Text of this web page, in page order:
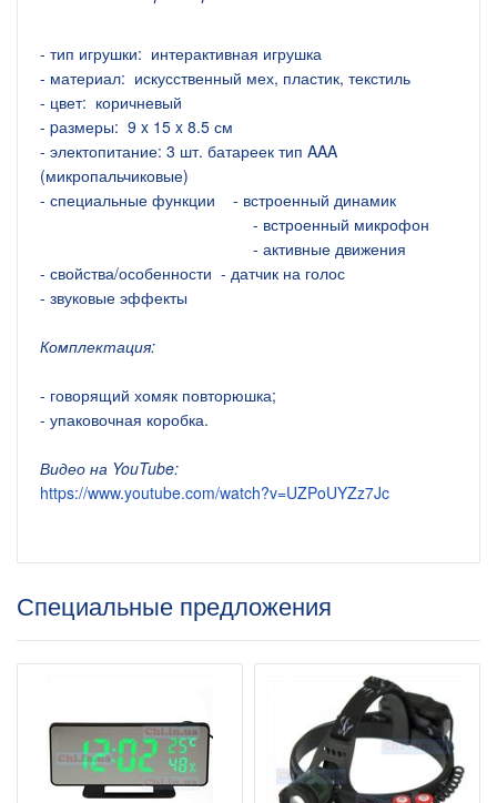
- тип игрушки: интерактивная игрушка
- материал: искусственный мех, пластик, текстиль
- цвет: коричневый
- pазмеры: 9 x 15 x 8.5 см
- электопитание: 3 шт. батареек тип AAA
(микропальчиковые)
- специальные функции
- встроенный динамик
- встроенный микрофон
- активные движения
- свойства/особенности - датчик на голос
- звуковые эффекты
Комплектация:
- говорящий хомяк повторюшка;
- упаковочная коробка.
Видео на YouTube:
https://www.youtube.com/watch?v=UZPoUYZz7Jc
Специальные предложения